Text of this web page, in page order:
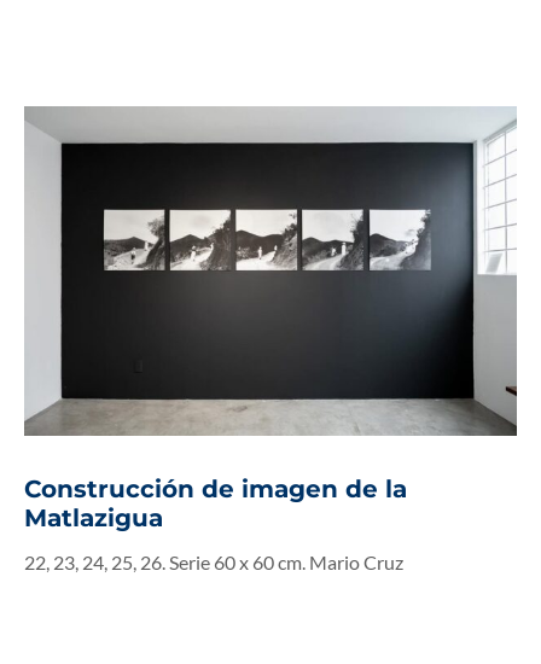
Construcción de imagen de la
Matlazigua
22, 23, 24, 25, 26. Serie 60 x 60 cm. Mario Cruz